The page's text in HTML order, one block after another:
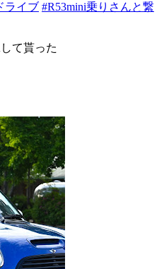
ライブ #R53mini乗りさんと繋
て貰った